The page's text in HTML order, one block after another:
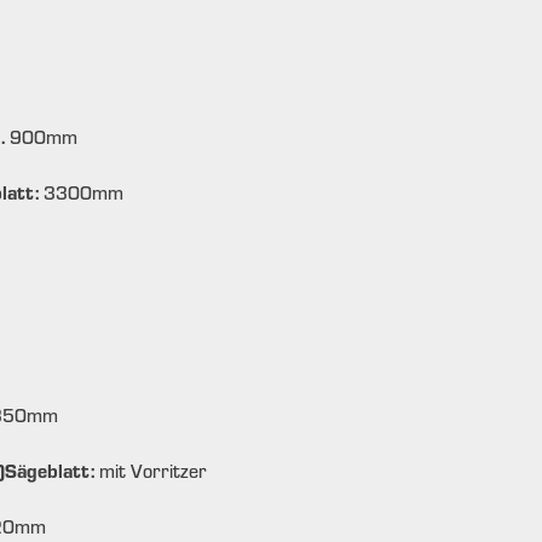
900mm
3300mm
mm
mit Vorritzer
mm